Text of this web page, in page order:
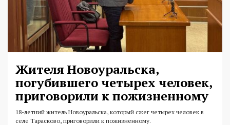
Жителя Новоуральска,
погубившего четырех человек,
приговорили к пожизненному
18-летний житель Новоуральска, который сжег четырех человек в
селе Тарасково, приговорили к пожизненному.